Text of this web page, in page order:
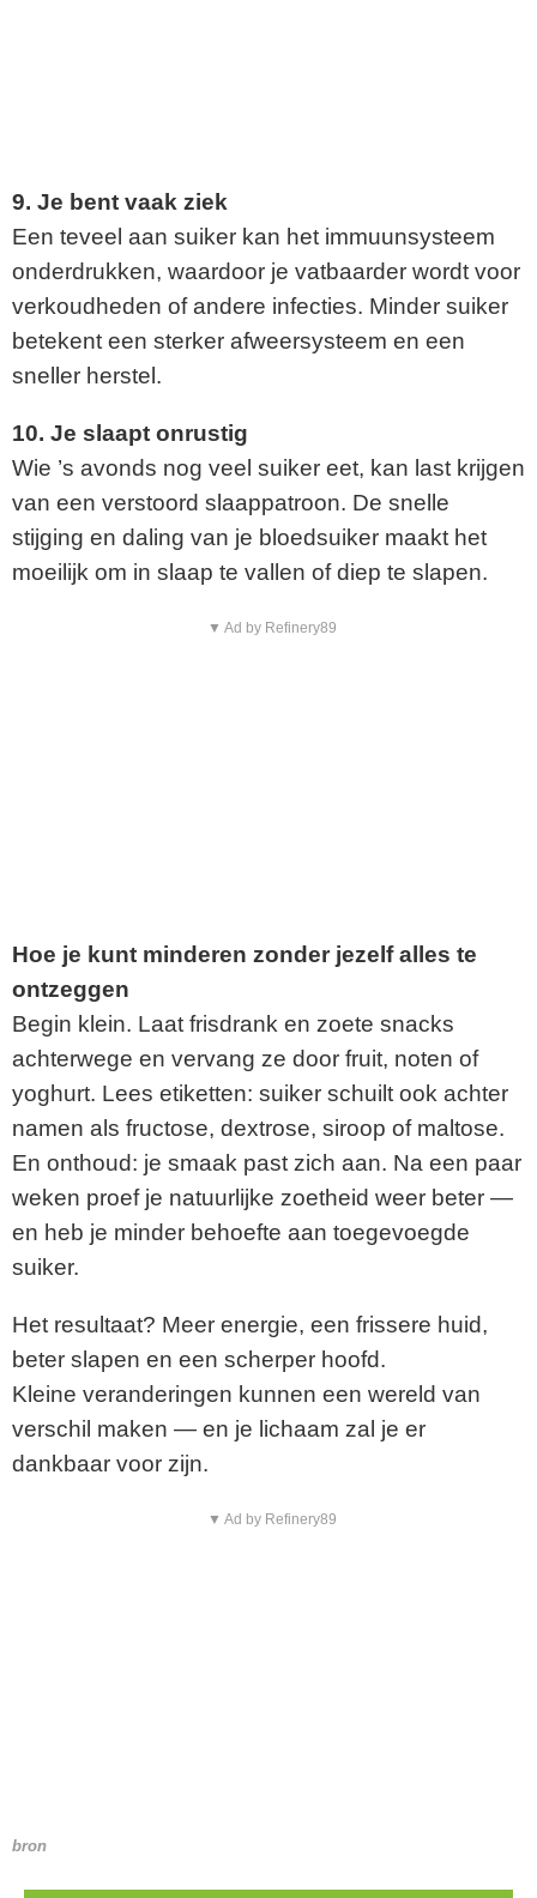
9. Je bent vaak ziek
Een teveel aan suiker kan het immuunsysteem
onderdrukken, waardoor je vatbaarder wordt voor
verkoudheden of andere infecties. Minder suiker
betekent een sterker afweersysteem en een
sneller herstel.
10. Je slaapt onrustig
Wie ’s avonds nog veel suiker eet, kan last krijgen
van een verstoord slaappatroon. De snelle
stijging en daling van je bloedsuiker maakt het
moeilijk om in slaap te vallen of diep te slapen.
▼ Ad by Refinery89
Hoe je kunt minderen zonder jezelf alles te
ontzeggen
Begin klein. Laat frisdrank en zoete snacks
achterwege en vervang ze door fruit, noten of
yoghurt. Lees etiketten: suiker schuilt ook achter
namen als fructose, dextrose, siroop of maltose.
En onthoud: je smaak past zich aan. Na een paar
weken proef je natuurlijke zoetheid weer beter —
en heb je minder behoefte aan toegevoegde
suiker.
Het resultaat? Meer energie, een frissere huid,
beter slapen en een scherper hoofd.
Kleine veranderingen kunnen een wereld van
verschil maken — en je lichaam zal je er
dankbaar voor zijn.
▼ Ad by Refinery89
bron